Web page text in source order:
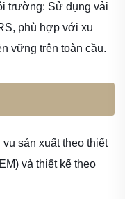
trường: Sử dụng vải
phù hợp với xu
vững trên toàn cầu.
sản xuất theo thiết
và thiết kế theo